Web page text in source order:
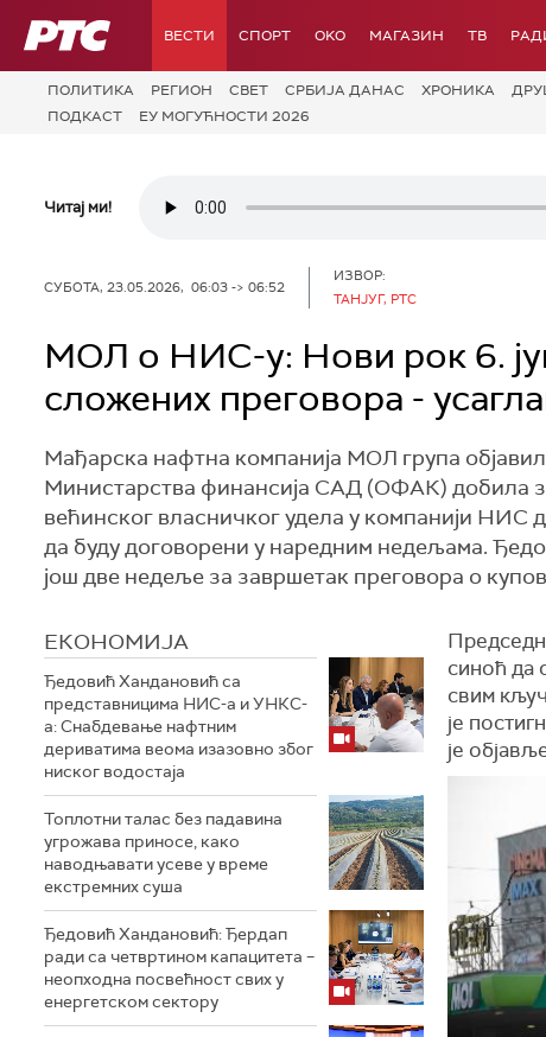
РТС ВЕСТИ СПОРТ OKO МАГАЗИН ТВ
ПОЛИТИКА РЕГИОН СВЕТ СРБИЈА ДАНАС ХРОНИКА
ПОДКАСТ
ЕУ МОГУЋНОСТИ 2026
Читај ми!
СУБОТА, 23.05.2026, 06:03 -> 06:52
ИЗВОР:
ТАНЈУГ, РТС
МОЛ о НИС-у: Нови рок 6.
сложених преговора -
Мађарска нафтна компанија МОЛ група
Министарства финансија САД (ОФАК) добила
већинског власничког удела у компанији НИС
да буду договорени у наредним недељама.
још две недеље за завршетак преговора о
ЕКОНОМИЈА
Ђедовић Хандановић са
представницима НИС-а и УНКС-
а: Снабдевање нафтним
дериватима веома изазовно због
ниског водостаја
Топлотни талас без падавина
угрожава приносе, како
наводњавати усеве у време
екстремних суша
Ђедовић Хандановић: Ђердап
ради са четвртином капацитета –
неопходна посвећност свих у
енергетском сектору
синоћ да
свим
је
је